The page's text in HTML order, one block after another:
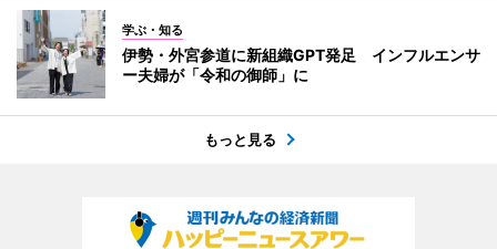
学ぶ・知る
伊勢・外宮参道に新組織GPT発足 インフルエンサ
ー夫婦が「令和の御師」に
もっと見る